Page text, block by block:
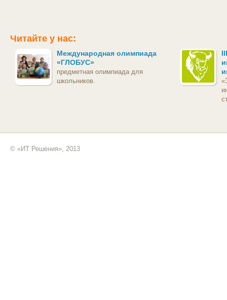
Читайте у нас:
Международная олимпиада
«ГЛОБУС»
предметная олимпиада для
школьников.
© «ИТ Решения», 2013